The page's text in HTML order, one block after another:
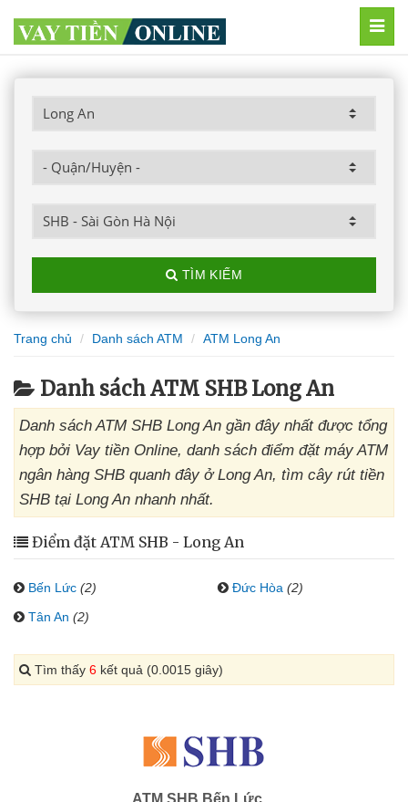
TÌM KIẾM
Trang chủ Danh sách ATM ATM Long An
Danh sách ATM SHB Long An
Danh sách ATM SHB Long An gần đây nhất được tổng
hợp bởi Vay tiền Online, danh sách điểm đặt máy ATM
ngân hàng SHB quanh đây ở Long An, tìm cây rút tiền
SHB tại Long An nhanh nhất.
Điểm đặt ATM SHB - Long An
Bến Lức (2) Đức Hòa (2)
Tân An (2)
Tìm thấy 6 kết quả (0.0015 giây)
ATM SHB Bến Lức